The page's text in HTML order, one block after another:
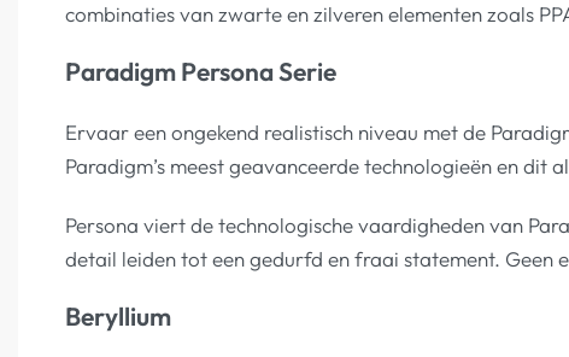
combinaties van zwarte en zilveren elementen zoals
Paradigm Persona Serie
Ervaar een ongekend realistisch niveau met de
Paradigm’s meest geavanceerde technologieën en
Persona viert de technologische vaardigheden van
detail leiden tot een gedurfd en fraai statement. Geen
Beryllium